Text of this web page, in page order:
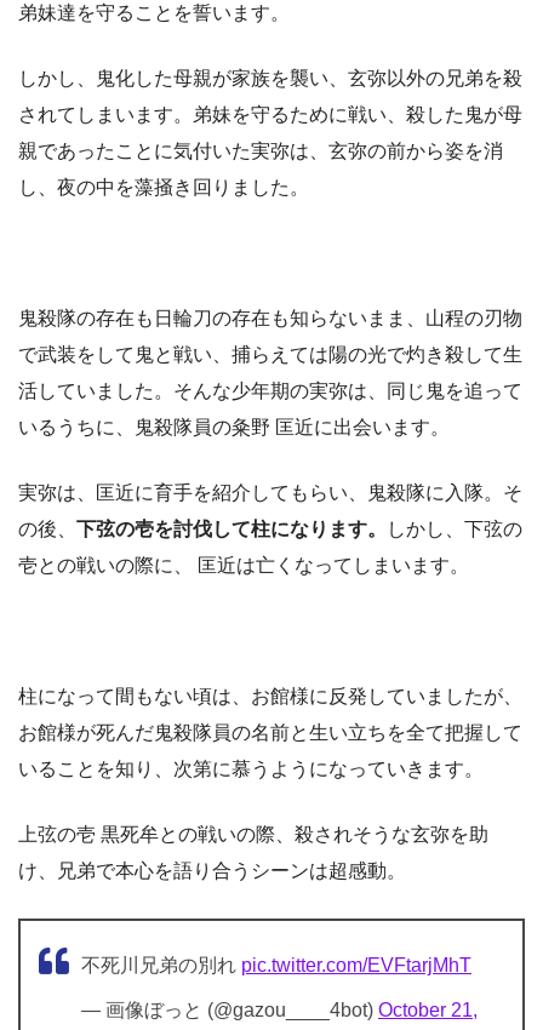
弟妹達を守ることを誓います。
しかし、鬼化した母親が家族を襲い、玄弥以外の兄弟を殺
されてしまいます。弟妹を守るために戦い、殺した鬼が母
親であったことに気付いた実弥は、玄弥の前から姿を消
し、夜の中を藻掻き回りました。
鬼殺隊の存在も日輪刀の存在も知らないまま、山程の刃物
で武装をして鬼と戦い、捕らえては陽の光で灼き殺して生
活していました。そんな少年期の実弥は、同じ鬼を追って
いるうちに、鬼殺隊員の粂野 匡近に出会います。
実弥は、匡近に育手を紹介してもらい、鬼殺隊に入隊。そ
の後、
下弦の壱を討伐して柱になります。
しかし、下弦の
壱との戦いの際に、 匡近は亡くなってしまいます。
柱になって間もない頃は、お館様に反発していましたが、
お館様が死んだ鬼殺隊員の名前と生い立ちを全て把握して
いることを知り、次第に慕うようになっていきます。
上弦の壱 黒死牟との戦いの際、殺されそうな玄弥を助
け、兄弟で本心を語り合うシーンは超感動。
不死川兄弟の別れ pic.twitter.com/EVFtarjMhT
— 画像ぼっと (@gazou____4bot) October 21,